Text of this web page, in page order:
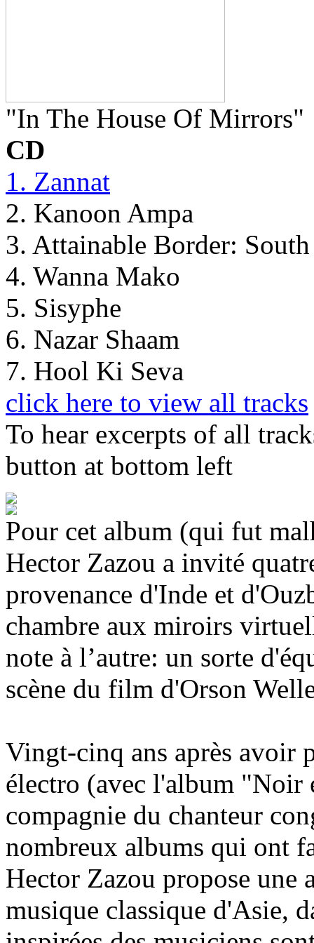
"In The House Of Mirrors"
CD
1. Zannat
2. Kanoon Ampa
3. Attainable Border: South
4. Wanna Mako
5. Sisyphe
6. Nazar Shaam
7. Hool Ki Seva
click here to view all tracks
To hear excerpts of all
button at bottom left
Pour cet album (qui fut
Hector Zazou a invité
provenance d'Inde et
chambre aux miroirs
note à l’autre: un sorte
scène du film d'Orson
Vingt-cinq ans après avoir
électro (avec l'album "Noir
compagnie du chanteur
nombreux albums qui ont
Hector Zazou propose une
musique classique d'Asie,